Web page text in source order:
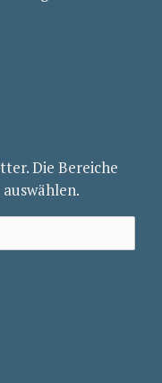
Die Bereiche